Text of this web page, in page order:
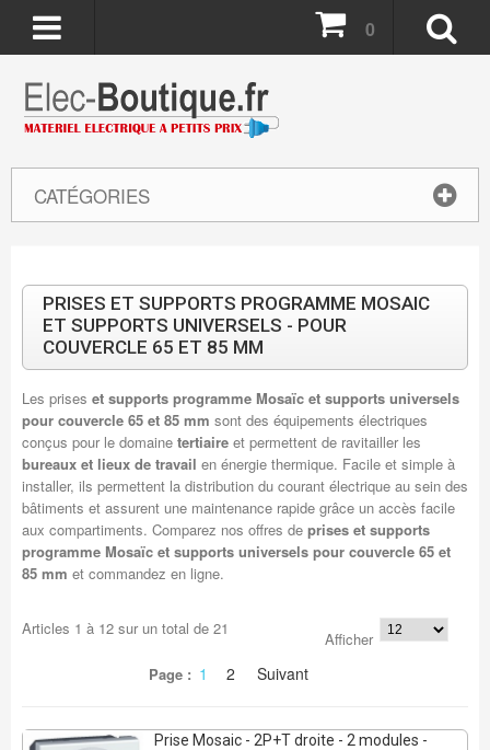
CATÉGORIES
0
PRISES ET SUPPORTS PROGRAMME MOSAIC
ET SUPPORTS UNIVERSELS - POUR
COUVERCLE 65 ET 85 MM
Les prises et supports programme Mosaïc et supports universels
pour couvercle 65 et 85 mm sont des équipements électriques
conçus pour le domaine tertiaireet permettent de ravitailler les
bureaux et lieux de travail en énergie thermique. Facile et simple à
installer, ils permettent la distribution du courant électrique au sein des
bâtiments et assurent une maintenance rapide grâce un accès facile
aux compartiments. Comparez nos offres de prises et supports
programme Mosaïc et supports universels pour couvercle 65 et
85 mm et commandez en ligne.
Articles 1 à 12sur un total de 21
Afficher
Page : 1 2 Suivant
Prise Mosaic - 2P+T droite - 2 modules -